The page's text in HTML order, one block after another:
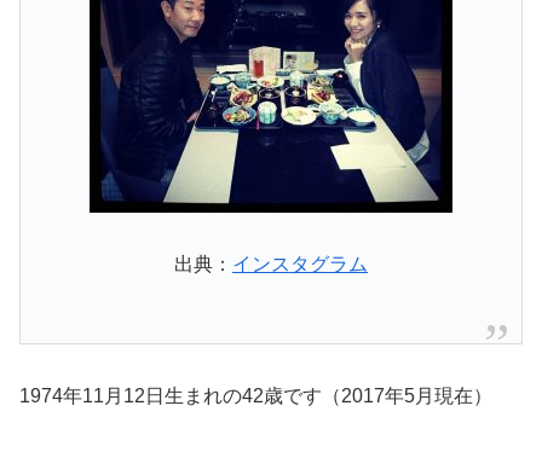
出典： インスタグラム
1974年11月12日生まれの42歳です（2017年5月現在）